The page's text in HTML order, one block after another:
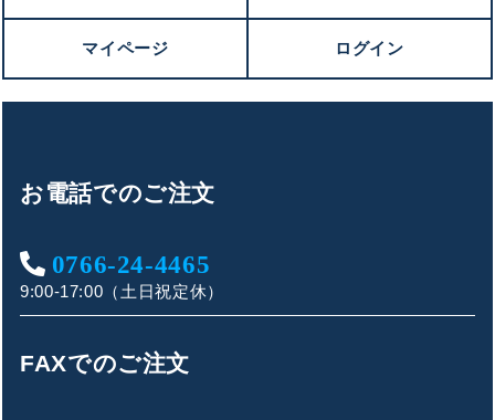
マイページ ログイン
お電話でのご注文
0766-24-4465
9:00-17:00（土日祝定休）
FAXでのご注文